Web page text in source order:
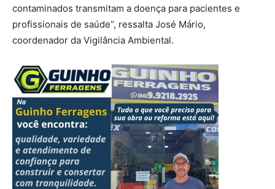
contaminados transmitam a doença para pacientes e
profissionais de saúde”, ressalta José Mário,
coordenador da Vigilância Ambiental.